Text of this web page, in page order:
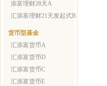
添富理财28天A
汇添富理财21天发起式B
货币型基金
汇添富货币A
汇添富货币D
汇添富货币C
汇添富货币E